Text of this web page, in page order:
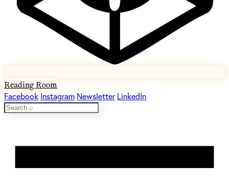
Reading Room
Facebook Instagram Newsletter LinkedIn